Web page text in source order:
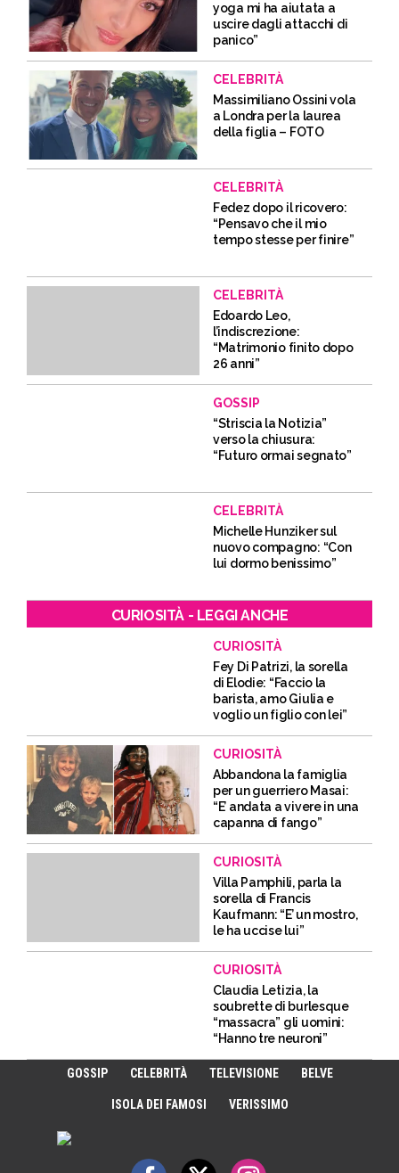
yoga mi ha aiutata a
uscire dagli attacchi di
panico”
CELEBRITÀ
Massimiliano Ossini vola
a Londra per la laurea
della figlia – FOTO
CELEBRITÀ
Fedez dopo il ricovero:
“Pensavo che il mio
tempo stesse per finire”
CELEBRITÀ
Edoardo Leo,
l’indiscrezione:
“Matrimonio finito dopo
26 anni”
GOSSIP
“Striscia la Notizia”
verso la chiusura:
“Futuro ormai segnato”
CELEBRITÀ
Michelle Hunziker sul
nuovo compagno: “Con
lui dormo benissimo”
CURIOSITÀ - LEGGI ANCHE
CURIOSITÀ
Fey Di Patrizi, la sorella
di Elodie: “Faccio la
barista, amo Giulia e
voglio un figlio con lei”
CURIOSITÀ
Abbandona la famiglia
per un guerriero Masai:
“E’ andata a vivere in una
capanna di fango”
CURIOSITÀ
Villa Pamphili, parla la
sorella di Francis
Kaufmann: “E’ un mostro,
le ha uccise lui”
CURIOSITÀ
Claudia Letizia, la
soubrette di burlesque
“massacra” gli uomini:
“Hanno tre neuroni”
GOSSIP CELEBRITÀ TELEVISIONE BELVE
ISOLA DEI FAMOSI VERISSIMO